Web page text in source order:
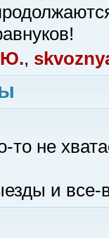
,
то не
и все-